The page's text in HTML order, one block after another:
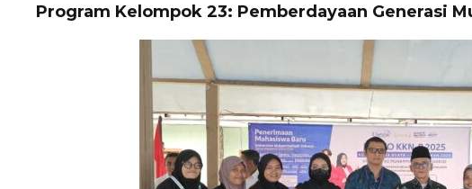
Program Kelompok 23: Pemberdayaan Generasi